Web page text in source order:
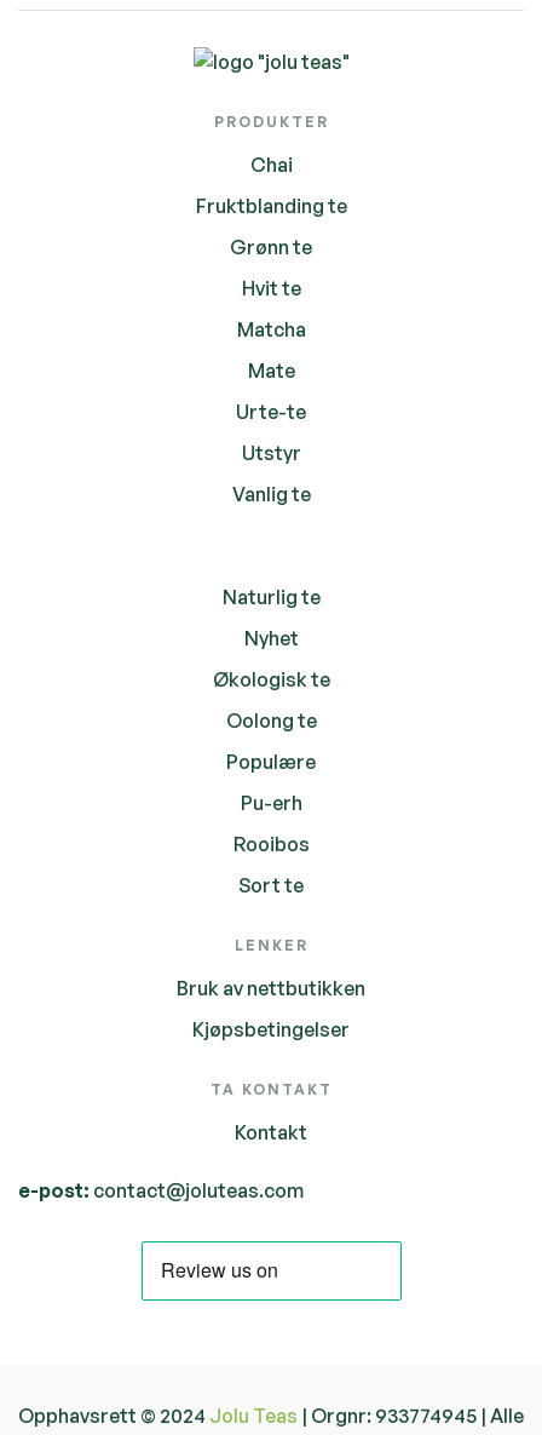
PRODUKTER
Chai
Fruktblanding te
Grønn te
Hvit te
Matcha
Mate
Urte-te
Utstyr
Vanlig te
Naturlig te
Nyhet
Økologisk te
Oolong te
Populære
Pu-erh
Rooibos
Sort te
LENKER
Bruk av nettbutikken
Kjøpsbetingelser
TA KONTAKT
Kontakt
e-post: contact@joluteas.com
Opphavsrett © 2024 Jolu Teas | Orgnr: 933774945 | Alle